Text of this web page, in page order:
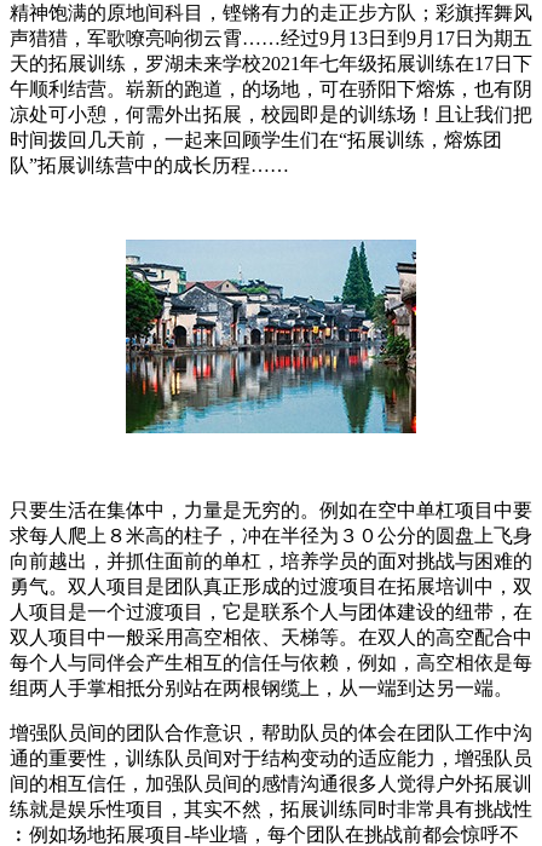
精神饱满的原地间科目，铿锵有力的走正步方队；彩旗挥舞风
声猎猎，军歌嘹亮响彻云霄……经过9月13日到9月17日为期五
天的拓展训练，罗湖未来学校2021年七年级拓展训练在17日下
午顺利结营。崭新的跑道，的场地，可在骄阳下熔炼，也有阴
凉处可小憩，何需外出拓展，校园即是的训练场！且让我们把
时间拨回几天前，一起来回顾学生们在“拓展训练，熔炼团
队”拓展训练营中的成长历程……
只要生活在集体中，力量是无穷的。例如在空中单杠项目中要
求每人爬上８米高的柱子，冲在半径为３０公分的圆盘上飞身
向前越出，并抓住面前的单杠，培养学员的面对挑战与困难的
勇气。双人项目是团队真正形成的过渡项目在拓展培训中，双
人项目是一个过渡项目，它是联系个人与团体建设的纽带，在
双人项目中一般采用高空相依、天梯等。在双人的高空配合中
每个人与同伴会产生相互的信任与依赖，例如，高空相依是每
组两人手掌相抵分别站在两根钢缆上，从一端到达另一端。
增强队员间的团队合作意识，帮助队员的体会在团队工作中沟
通的重要性，训练队员间对于结构变动的适应能力，增强队员
间的相互信任，加强队员间的感情沟通很多人觉得户外拓展训
练就是娱乐性项目，其实不然，拓展训练同时非常具有挑战性
︰例如场地拓展项目-毕业墙，每个团队在挑战前都会惊呼不